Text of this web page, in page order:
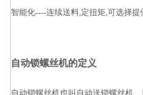
智能化----连续送料,定扭矩,可选择
自动锁螺丝机的定义